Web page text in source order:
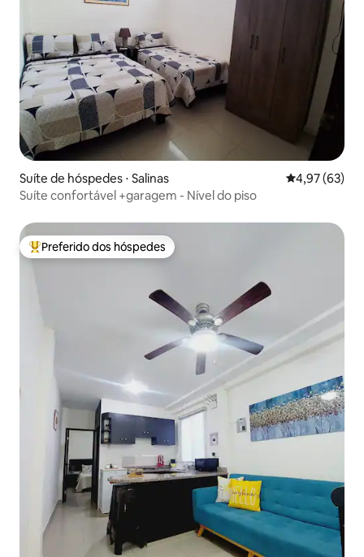
Suíte de hóspedes ⋅ Salinas 4,97 de uma
4,97 (63)
Suíte confortável +garagem - Nível do piso
Entre os melhores preferidos dos hóspedes
Preferido dos hóspedes